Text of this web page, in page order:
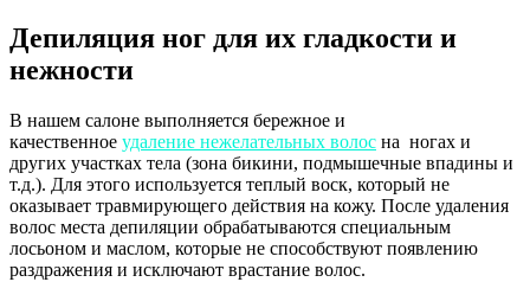
Депиляция ног для их гладкости и
нежности
В нашем салоне выполняется бережное и
качественное удаление нежелательных волос на ногах и
других участках тела (зона бикини, подмышечные впадины и
т.д.). Для этого используется теплый воск, который не
оказывает травмирующего действия на кожу. После удаления
волос места депиляции обрабатываются специальным
лосьоном и маслом, которые не способствуют появлению
раздражения и исключают врастание волос.